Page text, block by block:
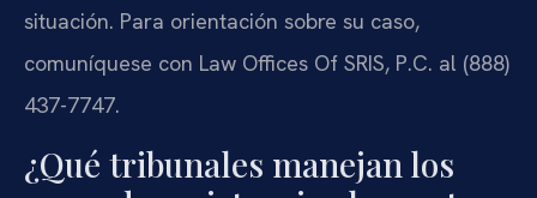
situación. Para orientación sobre su caso,
comuníquese con Law Offices Of SRIS, P.C. al (888)
437-7747.
¿Qué tribunales manejan los